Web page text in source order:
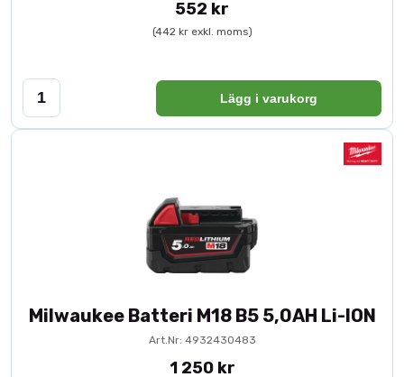
552 kr
(442 kr exkl. moms)
Lägg i varukorg
Milwaukee Batteri M18 B5 5,0AH Li-ION
Art.Nr: 4932430483
1 250 kr